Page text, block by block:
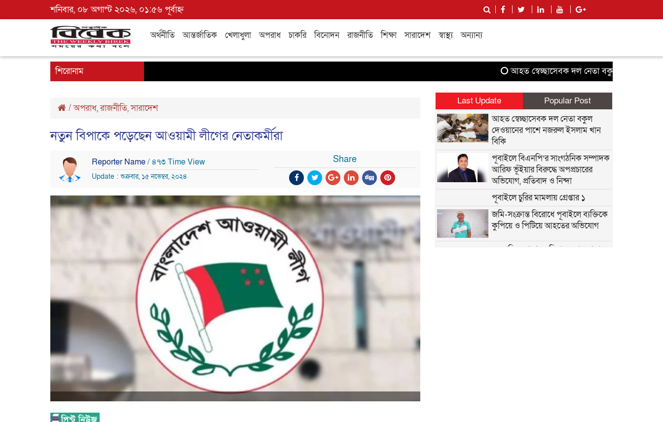
শনিবার, ০৮ অগাস্ট ২০২৬, ০১:৫৬ পূর্বাহ্ন
অর্থনীতি আন্তর্জাতিক খেলাধুলা অপরাধ চাকরি বিনোদন রাজনীতি শিক্ষা সারাদেশ স্বাস্থ্য অন্যান্য
শিরোনাম আহত স্বেচ্ছাসেবক দল নেতা বকুল দেওয়ানের পাশে
/অপরাধ,রাজনীতি,সারাদেশ
নতুন বিপাকে পড়েছেন আওয়ামী লীগের নেতাকর্মীরা
Reporter Name/ ৪৭৩ Time View
Update : শুক্রবার, ১৫ নভেম্বর, ২০২৪
Share
Last Update
Popular Post
আহত স্বেচ্ছাসেবক দল নেতা বকুল
দেওয়ানের পাশে নজরুল ইসলাম খান
বিকি
পূবাইলে বিএনপি’র সাংগঠনিক সম্পাদক
আরিফ ভূঁইয়ার বিরুদ্ধে অপপ্রচারের
অভিযোগ, প্রতিবাদ ও নিন্দা
পূবাইলে চুরির মামলায় গ্রেপ্তার ১
জমি-সংক্রান্ত বিরোধে পূবাইলে ব্যক্তিকে
কুপিয়ে ও পিটিয়ে আহতের অভিযোগ
কুরবানির ত্যাগের মহিমায় সমাজ গড়ার